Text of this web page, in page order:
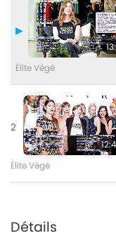
Élite Végé
2
Élite Végé
Détails